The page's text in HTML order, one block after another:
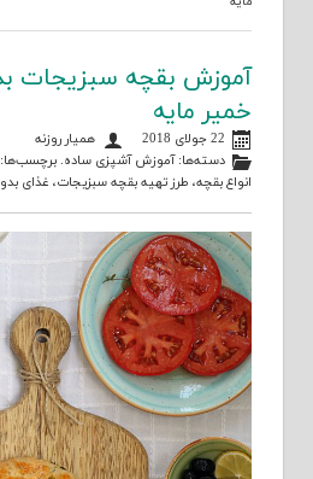
آموزش بقچه سبزیجات
خمیر مایه
22 جولای 2018
همیار روزنه
دسته‌ها:آموزش آشپزی ساده.
انواع بقچه، طرز تهیه بقچه سبزیجات، غذای